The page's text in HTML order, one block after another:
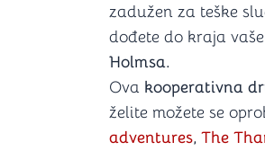
zadužen za teške
dođete do kraja
Holmsa.
Ova kooperativna
želite možete se
adventures, The